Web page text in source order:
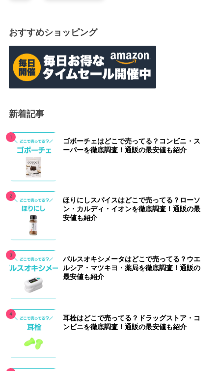
おすすめショッピング
新着記事
ゴボーチェはどこで売ってる？コンビニ・ス
ーパーを徹底調査！通販の最安値も紹介
ほりにしスパイスはどこで売ってる？ローソ
ン・カルディ・イオンを徹底調査！通販の最
安値も紹介
パルスオキシメータはどこで売ってる？ウエ
ルシア・マツキヨ・薬局を徹底調査！通販の
最安値も紹介
耳栓はどこで売ってる？ドラッグストア・コ
ンビニを徹底調査！通販の最安値も紹介